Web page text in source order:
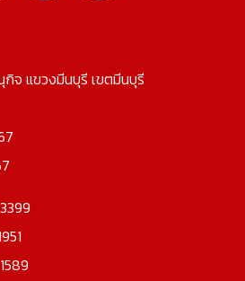
จ แขวงมีนบุรี เขตมีนบุรี